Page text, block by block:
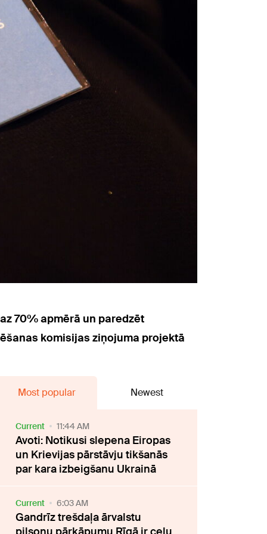
70% apmērā un paredzēt
komisijas ziņojuma projektā
Most popular Newest
Current 11:44 AM
Avoti: Notikusi slepena Eiropas
un Krievijas pārstāvju tikšanās
par kara izbeigšanu Ukrainā
Current 6:03 AM
Gandrīz trešdaļa ārvalstu